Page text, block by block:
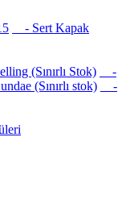
- Sert Kapak
(Sınırlı Stok)
-
(Sınırlı stok)
-